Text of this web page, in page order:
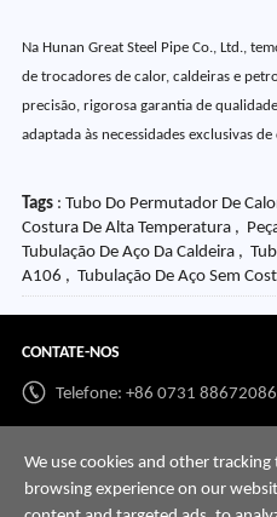
Na Hunan Great Steel Pipe Co., Ltd.,
de trocadores de calor, caldeiras e
precisão, rigorosa garantia de
adaptada às necessidades exclusivas
Tags: Tubo Do Permutador De
Costura De Alta Temperatura ,
Tubulação De Aço Da Caldeira ,
A106 , Tubulação De Aço Sem
CONTATE-NOS
Telefone: +86 0731 88672086
E-mail:info@hnssd.com
We use cookies and other
browsing experience on our